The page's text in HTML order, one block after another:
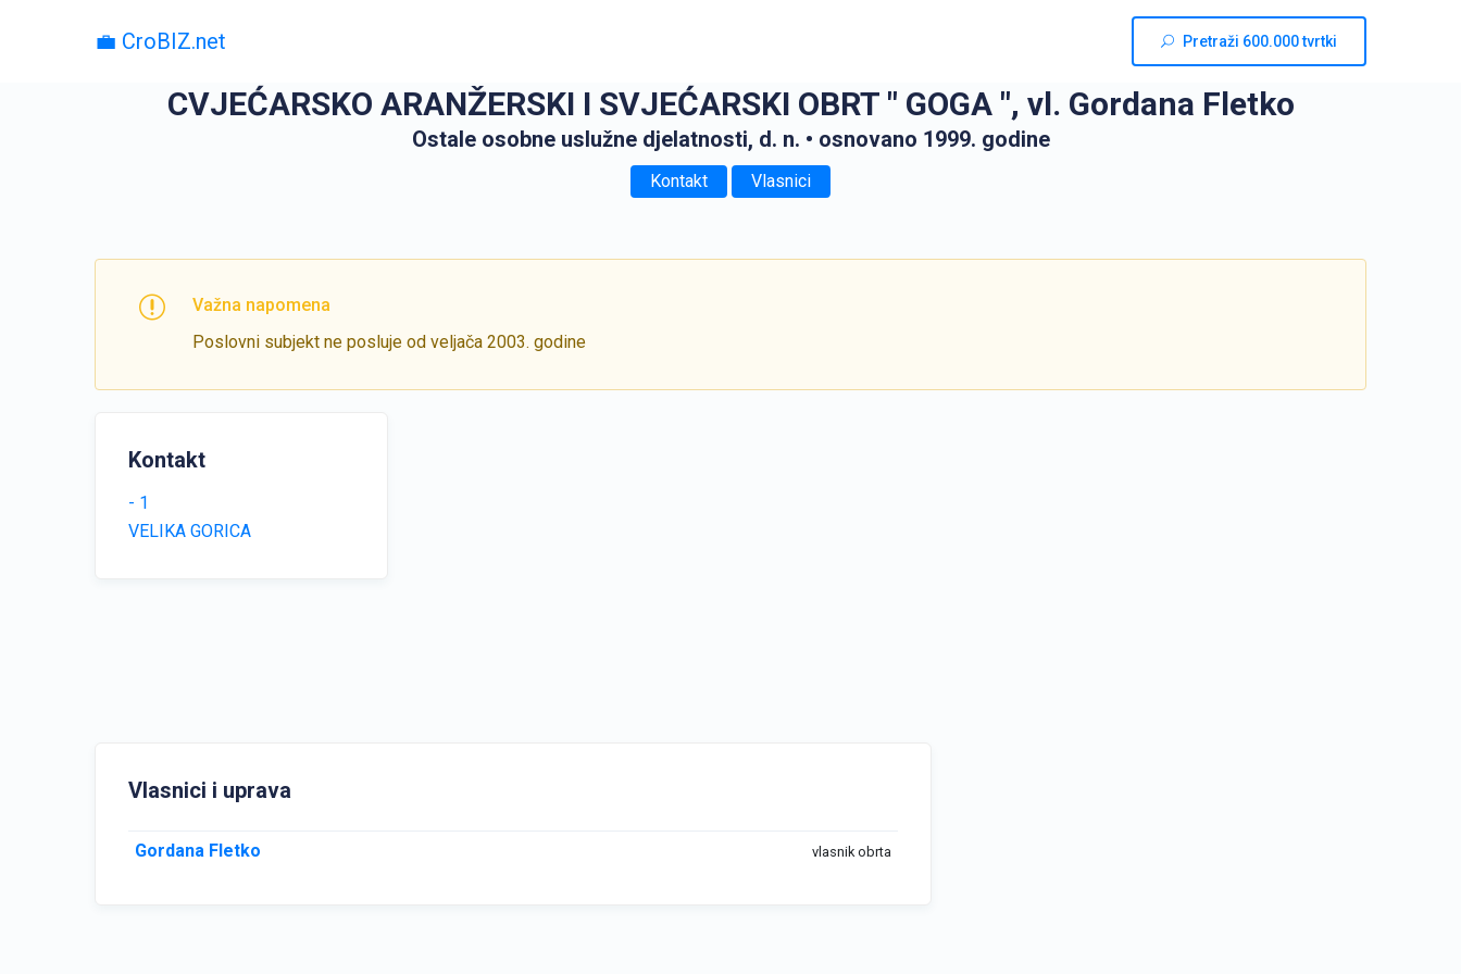
💼 CroBIZ.net Pretraži 600.000 tvrtki
CVJEĆARSKO ARANŽERSKI I SVJEĆARSKI OBRT " GOGA ", vl. Gordana Fletko
Ostale osobne uslužne djelatnosti, d. n. • osnovano 1999. godine
Kontakt Vlasnici
Važna napomena
Poslovni subjekt ne posluje od veljača 2003. godine
Kontakt
- 1
VELIKA GORICA
Vlasnici i uprava
Gordana Fletko vlasnik obrta